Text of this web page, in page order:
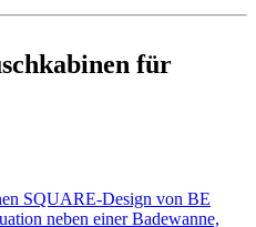
für
SQUARE-Design von BE
neben einer Badewanne,